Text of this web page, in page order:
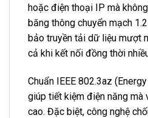
hoặc điện thoại IP mà
băng thông chuyển mạch
bảo truyền tải dữ liệu mượt
cả khi kết nối đồng thời
Chuẩn IEEE 802.3az
giúp tiết kiệm điện năng mà
cao. Đặc biệt, công nghệ